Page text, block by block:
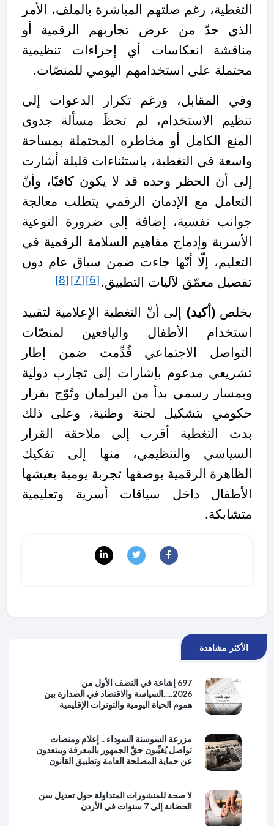
التغطية، رغم صلتهم المباشرة بالملف، الأمر
الذي حدّ من عرض تجاربهم الرقمية أو
مناقشة انعكاسات أي إجراءات تنظيمية
محتملة على استخدامهم اليومي للمنصّات.
وفي المقابل، ورغم تكرار الدعوات إلى
تنظيم الاستخدام، لم تحظَ مسألة جدوى
المنع الكامل أو مخاطره المحتملة بمساحة
واسعة في التغطية، باستثناءات قليلة أشارت
إلى أن الحظر وحده قد لا يكون كافيًا، وأنّ
التعامل مع الإدمان الرقمي يتطلب معالجة
جوانب نفسية، إضافة إلى ضرورة التوعية
الأسرية وإدماج مفاهيم السلامة الرقمية في
التعليم، إلّا أنّها جاءت ضمن سياق عام دون
تفصيل معمّق لآليات التطبيق.[6]
[7]
[8]
يخلص(أكيد) إلى أنّ التغطية الإعلامية لتقييد
استخدام الأطفال واليافعين لمنصّات
التواصل الاجتماعي قُدِّمت ضمن إطار
تشريعي مدعوم بإشارات إلى تجارب دولية
وبمسار رسمي بدأ من البرلمان وتُوّج بقرار
حكومي بتشكيل لجنة وطنية، وعلى ذلك
بدت التغطية أقرب إلى ملاحقة القرار
السياسي والتنظيمي، منها إلى تفكيك
الظاهرة الرقمية بوصفها تجربة يومية يعيشها
الأطفال داخل سياقات أسرية وتعليمية
متشابكة.
الأكثر مشاهدة
697 إشاعة في النصف الأول من
2026.....السياسة والاقتصاد في الصدارة بين
هموم الحياة اليومية والتوترات الإقليمية
مزرعة السوسنة السوداء .. إعلام ومنصات
تواصل يُغيِّبون حقَّ الجمهور بالمعرفة ويبتعدون
عن حماية المصلحة العامة وتطبيق القانون
لا صحة للمنشورات المتداولة حول تعديل سن
الحضانة إلى 7 سنوات في الأردن